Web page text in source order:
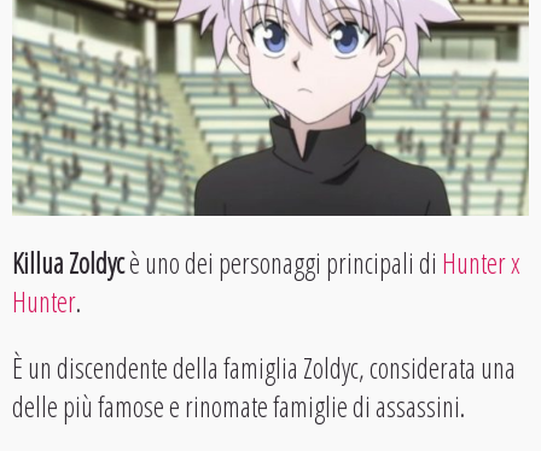
Killua Zoldycè uno dei personaggi principali di Hunter x
Hunter.
È un discendente della famiglia Zoldyc, considerata una
delle più famose e rinomate famiglie di assassini.